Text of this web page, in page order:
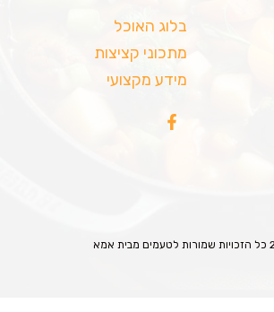
בלוג האוכל
מתכוני קציצות
מידע מקצועי